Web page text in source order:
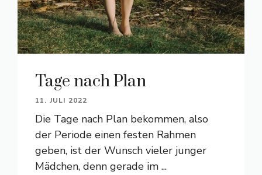
Tage nach Plan
11. JULI 2022
Die Tage nach Plan bekommen, also
der Periode einen festen Rahmen
geben, ist der Wunsch vieler junger
Mädchen, denn gerade im ...